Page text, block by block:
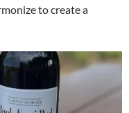
to create a